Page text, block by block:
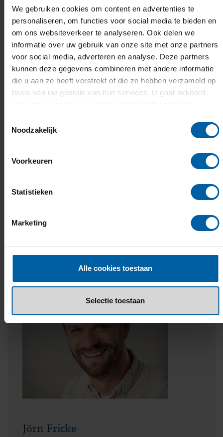
We gebruiken cookies om content en advertenties te
personaliseren, om functies voor social media te bieden en
om ons websiteverkeer te analyseren. Ook delen we
informatie over uw gebruik van onze site met onze partners
voor social media, adverteren en analyse. Deze partners
kunnen deze gegevens combineren met andere informatie
die u aan ze heeft verstrekt of die ze hebben verzameld op
basis van uw gebruik van hun services. U gaat akkoord
Noodzakelijk
Voorkeuren
Statistieken
Marketing
Alle cookies toestaan
Selectie toestaan
van deze dynamiek, maar ook actief bijdragen
aan beleid en praktische toepassingen.
Daarmee wil het lectoraat, via onderzoek en
onderwijs, werken aan een meer inclusieve en
verbonden samenleving.
Door verschillende perspectieven te verbinden
betrokkenheid, helpt dit lectoraat om de
verminderen. Dit leidt uiteindelijk tot meer
veerkracht en verbinding in gemeenschappen in
een tijd van ingrijpende maatschappelijke
Jörn Fricke